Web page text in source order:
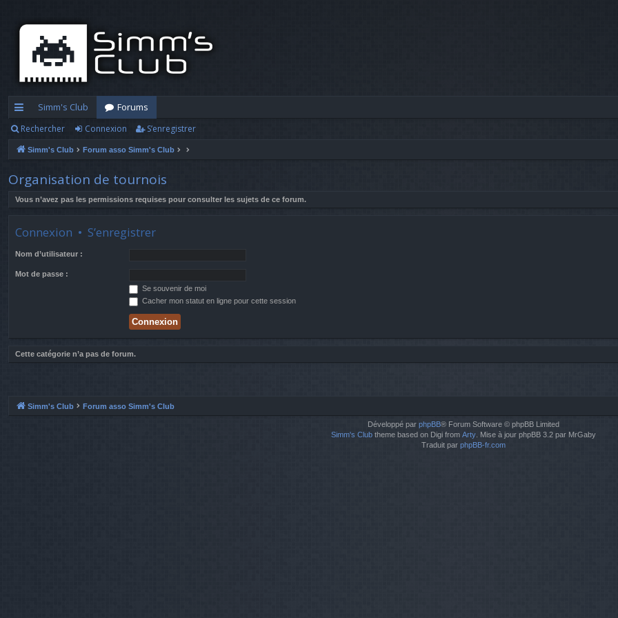
cc
ès
ra
pi
Simm's Club
Forums
Rechercher Connexion S’enregistrer
Simm's Club Forum asso Simm's Club
Organisation de tournois
Vous n’avez pas les permissions requises pour consulter les sujets de ce forum.
Connexion • S’enregistrer
Nom d’utilisateur :
Mot de passe :
Se souvenir de moi
Cacher mon statut en ligne pour cette session
Cette catégorie n’a pas de forum.
Simm's Club Forum asso Simm's Club
Développé par phpBB® Forum Software © phpBB Limited
Simm's Club theme based on Digi from Arty . Mise à jour phpBB 3.2 par MrGaby
Traduit par phpBB-fr.com